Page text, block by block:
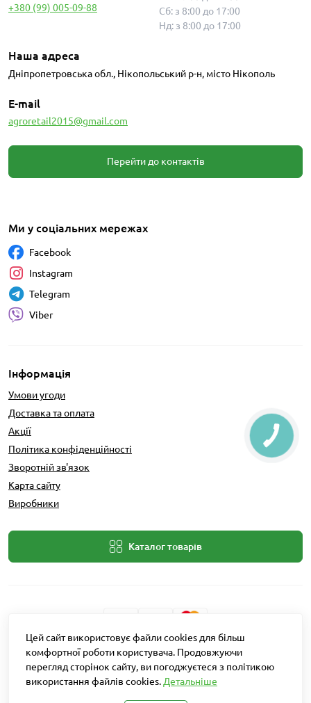
+380 (99) 005-09-88
Сб: з 8:00 до 17:00
Нд: з 8:00 до 17:00
Наша адреса
Дніпропетровська обл., Нікопольський р-н, місто Нікополь
E-mail
agroretail2015@gmail.com
Перейти до контактів
Інформація
Умови угоди
Доставка та оплата
Акції
Політика конфіденційності
Зворотній зв'язок
Карта сайту
Виробники
Каталог товарів
Ми у соціальних мережах
Facebook
Instagram
Telegram
Viber
Розробник: Intent Solutions
Агро Рітейл © 2026
Цей сайт використовує файли cookies для більш
комфортної роботи користувача. Продовжуючи
перегляд сторінок сайту, ви погоджуєтеся з політикою
використання файлів cookies. Детальніше